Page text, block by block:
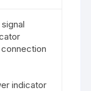
indicator